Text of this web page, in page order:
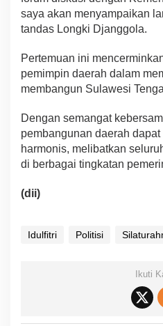
saya akan menyampaikan
tandas Longki Djanggola.
Pertemuan ini
pemimpin daerah dalam
membangun Sulawesi
Dengan semangat
pembangunan daerah
harmonis, melibatkan
di berbagai tingkatan
(dii)
Idulfitri Politisi
Ikuti